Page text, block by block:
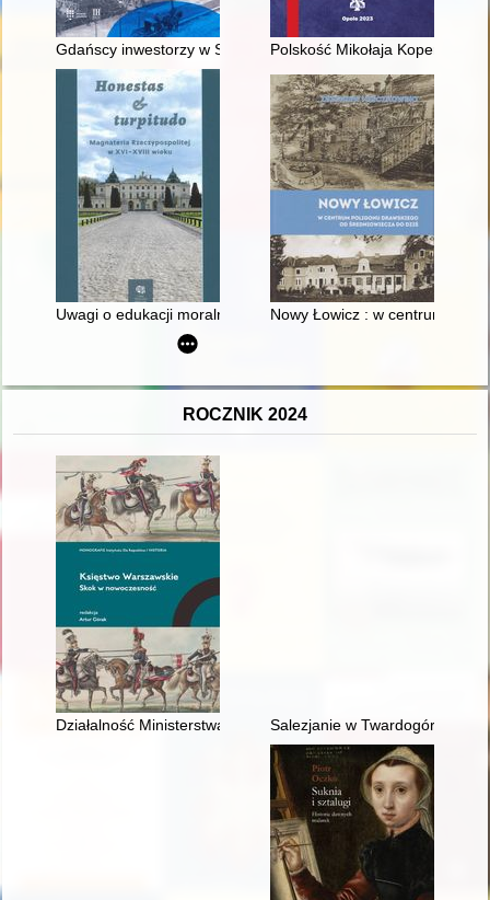
Gdańscy inwestorzy w Sopocie : prestiż finansowy i
Polskość Mikołaja Kopernika z
Uwagi o edukacji moralnej synów szlacheckich w XVI-
Nowy Łowicz : w centrum
ROCZNIK 2024
Działalność Ministerstwa Przychodów i Skarbu Księstwa
Salezjanie w Twardogórze